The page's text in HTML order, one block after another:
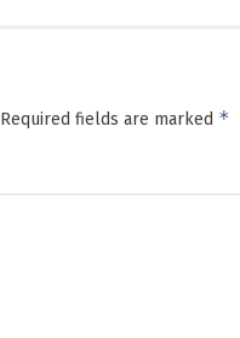
Required fields are marked *